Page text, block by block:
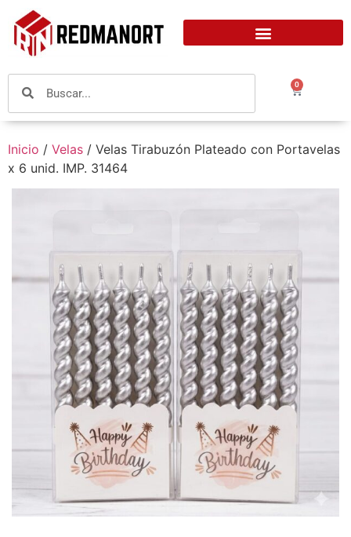
0
Inicio / Velas / Velas Tirabuzón Plateado con Portavelas
x 6 unid. IMP. 31464